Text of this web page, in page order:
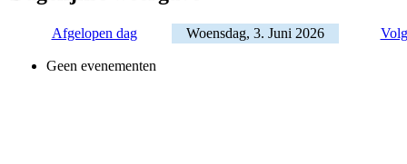
Afgelopen dag Woensdag, 3. Juni 2026
Geen evenementen